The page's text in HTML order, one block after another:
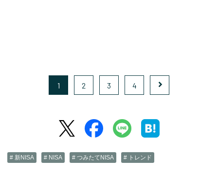
1 2 3 4
# 新NISA # NISA # つみたてNISA # トレンド